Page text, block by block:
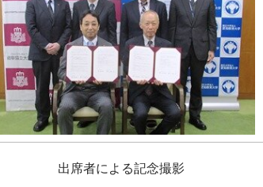
出席者による記念撮影